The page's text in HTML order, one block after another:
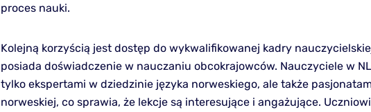
proces nauki.
Kolejną korzyścią jest dostęp do wykwalifikowanej kadry
posiada doświadczenie w nauczaniu obcokrajowców. Nauczyciele w
tylko ekspertami w dziedzinie języka norweskiego, ale także
norweskiej, co sprawia, że lekcje są interesujące i angażujące.